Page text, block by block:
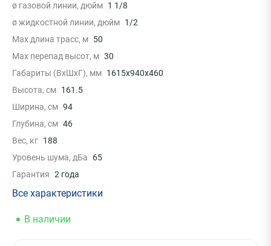
ø газовой линии, дюйм 1 1/8
ø жидкостной линии, дюйм 1/2
Max длина трасс, м 50
Max перепад высот, м 30
Габариты (ВхШхГ), мм 1615x940x460
Высота, см 161.5
Ширина, см 94
Глубина, см 46
Вес, кг 188
Уровень шума, дБа
65
Гарантия 2 года
Все характеристики
В наличии